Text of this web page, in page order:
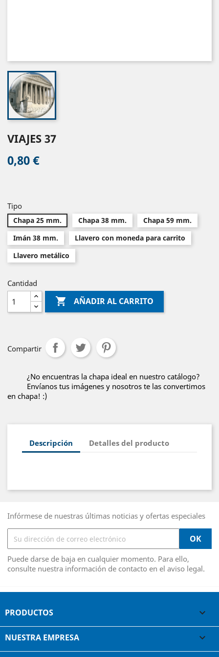
VIAJES 37
0,80 €
Tipo
Chapa 25 mm. Chapa 38 mm.
Chapa 59 mm.
Imán 38 mm.
Llavero con moneda para carrito
Llavero metálico
Cantidad
 AÑADIR AL CARRITO
Compartir
¿No encuentras la chapa ideal en nuestro catálogo?
Envíanos tus imágenes y nosotros te las convertimos
en chapa! :)
Descripción Detalles del producto
Infórmese de nuestras últimas noticias y ofertas especiales
Puede darse de baja en cualquier momento. Para ello,
consulte nuestra información de contacto en el aviso legal.
PRODUCTOS 
NUESTRA EMPRESA 